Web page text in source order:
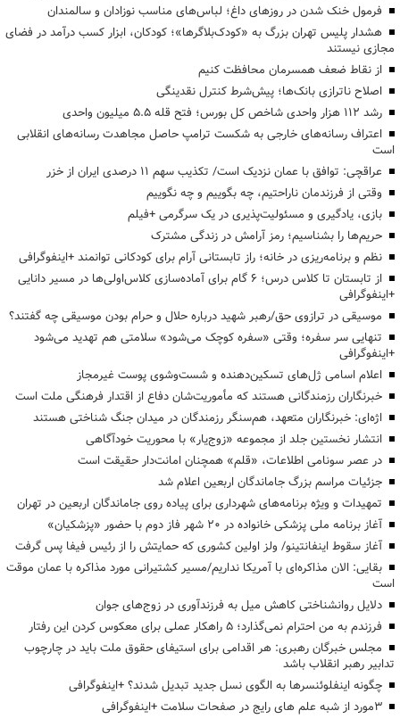
فرمول خنک شدن در روزهای داغ؛ لباس‌های مناسب نوزادان و سالمندان
هشدار پلیس تهران بزرگ به «کودک‌بلاگرها»؛ کودکان، ابزار کسب درآمد در فضای
مجازی نیستند
از نقاط ضعف همسرمان محافظت کنیم
اصلاح ناترازی بانک‌ها؛ پیش‌شرط کنترل نقدینگی
رشد ۱۱۲ هزار واحدی شاخص کل بورس؛ فتح قله ۵.۵ میلیون واحدی
اعتراف رسانه‌های خارجی به شکست ترامپ حاصل مجاهدت رسانه‌های انقلابی
است
عراقچی: توافق با عمان نزدیک است/ تکذیب سهم ۱۱ درصدی ایران از خزر
وقتی از فرزندمان ناراحتیم، چه بگوییم و چه نگوییم
بازی، یادگیری و مسئولیت‌پذیری در یک سرگرمی +فیلم
حریم‌ها را بشناسیم؛ رمز آرامش در زندگی مشترک
نظم و برنامه‌ریزی در خانه؛ راز تابستانی آرام برای کودکانی توانمند +اینفوگرافی
از تابستان تا کلاس درس؛ ۶ گام برای آماده‌سازی کلاس‌اولی‌ها در مسیر دانایی
+اینفوگرافی
موسیقی در ترازوی حق/رهبر شهید درباره حلال و حرام بودن موسیقی چه گفتند؟
تنهایی سر سفره؛ وقتی «سفره کوچک می‌شود» سلامتی هم تهدید می‌شود
+اینفوگرافی
اعلام اسامی ژل‌های تسکین‌دهنده و شست‌وشوی پوست غیرمجاز
خبرنگاران رزمندگانی هستند که مأموریت‌شان دفاع از اقتدار فرهنگی ملت است
اژه‌ای: خبرنگاران متعهد، هم‌سنگر رزمندگان در میدان جنگ شناختی هستند
انتشار نخستین جلد از مجموعه «زوج‌یار» با محوریت خودآگاهی
در عصر سونامی اطلاعات، «قلم» همچنان امانت‌دار حقیقت است
جزئیات مراسم بزرگ جاماندگان اربعین اعلام شد
تمهیدات و ویژه برنامه‌های شهرداری برای پیاده روی جاماندگان اربعین در تهران
آغاز برنامه ملی پزشکی خانواده در ۲۰ شهر فاز دوم با حضور «پزشکیان»
آغاز سقوط اینفانتینو/ ولز اولین کشوری که حمایتش را از رئیس فیفا پس گرفت
بقایی: الان مذاکره‌ای با آمریکا نداریم/مسیر کشتیرانی مورد مذاکره با عمان موقت
است
دلایل روانشناختی کاهش میل به فرزندآوری در زوج‌های جوان
فرزندم به من احترام نمی‌گذارد؛ ۵ راهکار عملی برای معکوس کردن این رفتار
مجلس خبرگان رهبری: هر اقدامی برای استیفای حقوق ملت باید در چارچوب
تدابیر رهبر انقلاب باشد
چگونه اینفلوئنسرها به الگوی نسل جدید تبدیل شدند؟ +اینفوگرافی
3مورد از شبه علم های رایج در صفحات سلامت +اینفوگرافی